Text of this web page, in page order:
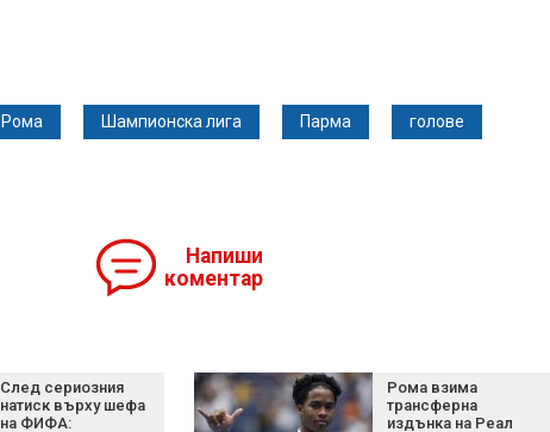
Рома Шампионска лига Парма голове
Напиши
коментар
След сериозния
натиск върху шефа
на ФИФА:
Рома взима
трансферна
издънка на Реал
По-добър живот за 3